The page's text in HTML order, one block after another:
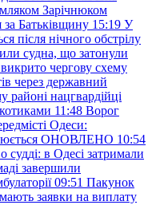
Зарічнюком
Батьківщину 15:19 У
після нічного обстрілу
судна, що затонули
чергову схему
через державний
районі нацгвардійці
11:48 Ворог
Одеси:
ОНОВЛЕНО 10:54
судді: в Одесі затримали
завершили
09:51 Пакунок
заявки на виплату